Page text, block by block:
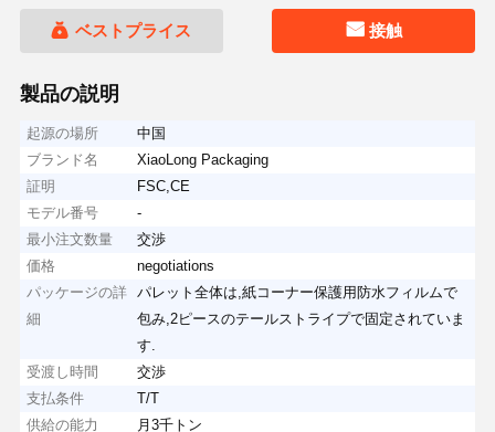
ベストプライス 接触
製品の説明
起源の場所
中国
ブランド名
XiaoLong Packaging
証明
FSC,CE
モデル番号
-
最小注文数量
交渉
価格
negotiations
パッケージの詳
細
パレット全体は,紙コーナー保護用防水フィルムで
包み,2ピースのテールストライプで固定されていま
す.
受渡し時間
交渉
支払条件
T/T
供給の能力
月3千トン